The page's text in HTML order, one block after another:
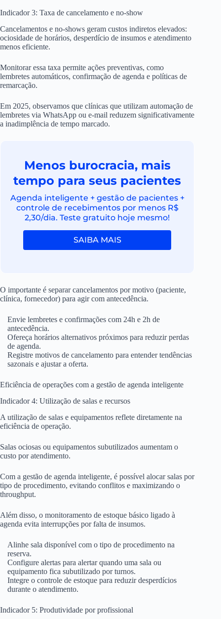
Indicador 3: Taxa de cancelamento e no-show
Cancelamentos e no-shows geram custos indiretos elevados:
ociosidade de horários, desperdício de insumos e atendimento
menos eficiente.
Monitorar essa taxa permite ações preventivas, como
lembretes automáticos, confirmação de agenda e políticas de
remarcação.
Em 2025, observamos que clínicas que utilizam automação de
lembretes via WhatsApp ou e-mail reduzem significativamente
a inadimplência de tempo marcado.
Menos burocracia, mais
tempo para seus pacientes
Agenda inteligente + gestão de pacientes +
controle de recebimentos por menos R$
2,30/dia. Teste gratuito hoje mesmo!
SAIBA MAIS
O importante é separar cancelamentos por motivo (paciente,
clínica, fornecedor) para agir com antecedência.
Envie lembretes e confirmações com 24h e 2h de
antecedência.
Ofereça horários alternativos próximos para reduzir perdas
de agenda.
Registre motivos de cancelamento para entender tendências
sazonais e ajustar a oferta.
Eficiência de operações com a gestão de agenda inteligente
Indicador 4: Utilização de salas e recursos
A utilização de salas e equipamentos reflete diretamente na
eficiência de operação.
Salas ociosas ou equipamentos subutilizados aumentam o
custo por atendimento.
Com a gestão de agenda inteligente, é possível alocar salas por
tipo de procedimento, evitando conflitos e maximizando o
throughput.
Além disso, o monitoramento de estoque básico ligado à
agenda evita interrupções por falta de insumos.
Alinhe sala disponível com o tipo de procedimento na
reserva.
Configure alertas para alertar quando uma sala ou
equipamento fica subutilizado por turnos.
Integre o controle de estoque para reduzir desperdícios
durante o atendimento.
Indicador 5: Produtividade por profissional